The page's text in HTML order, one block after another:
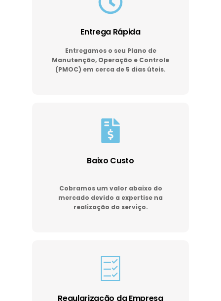
Entrega Rápida
Entregamos o seu Plano de
Manutenção, Operação e Controle
(PMOC) em cerca de 5 dias úteis.
Baixo Custo
Cobramos um valor abaixo do
mercado devido a expertise na
realização do serviço.
Regularização da Empresa